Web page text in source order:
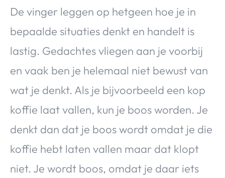
De vinger leggen op hetgeen hoe je in
bepaalde situaties denkt en handelt is
lastig. Gedachtes vliegen aan je voorbij
en vaak ben je helemaal niet bewust van
wat je denkt. Als je bijvoorbeeld een kop
koffie laat vallen, kun je boos worden. Je
denkt dan dat je boos wordt omdat je die
koffie hebt laten vallen maar dat klopt
niet. Je wordt boos, omdat je daar iets